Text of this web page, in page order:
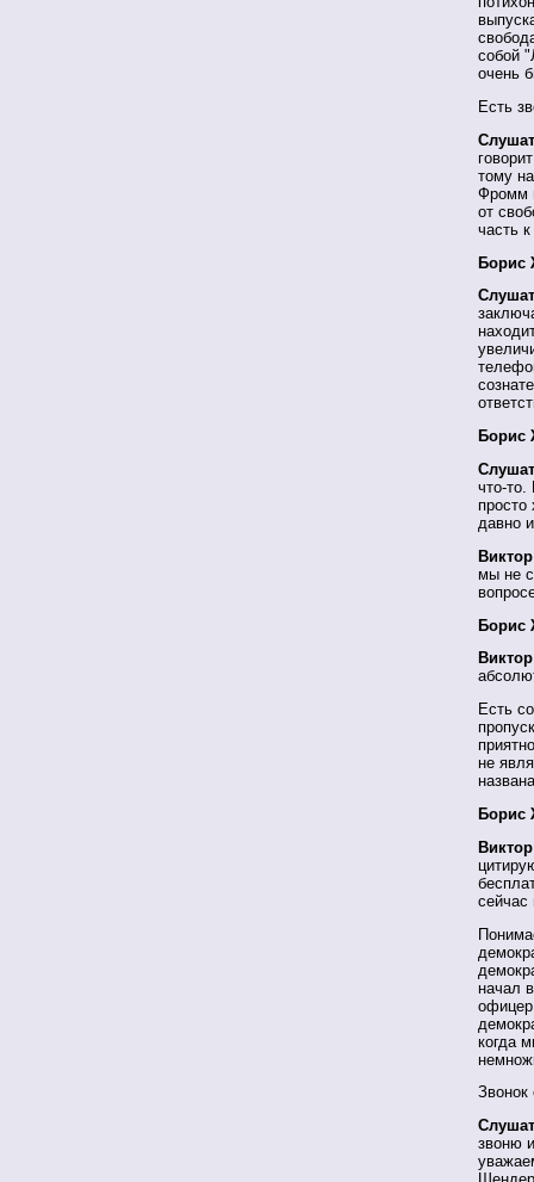
собой
очень
Есть
тому
Фромм
от
часть
Борис
Борис
что-
давно
мы не
Борис
Есть
не
Борис
сейчас
начал
когда
звоню